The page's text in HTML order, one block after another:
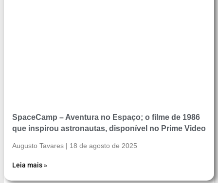
SpaceCamp – Aventura no Espaço; o filme de 1986
que inspirou astronautas, disponível no Prime Video
Augusto Tavares 18 de agosto de 2025
Leia mais »